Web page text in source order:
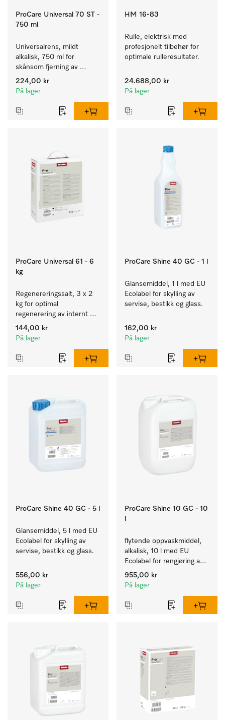
ProCare Universal 70 ST -
750 ml
Universalrens, mildt
alkalisk, 750 ml for
skånsom fjerning av
fettrester og smuss.
224,00 kr
På lager
HM 16-83
Rulle, elektrisk med
profesjonelt tilbehør for
optimale rulleresultater.
24.688,00 kr
På lager
ProCare Universal 61 - 6
kg
Regenereringssalt, 3 x 2
kg for optimal
regenerering av internt
kalkfilter.
144,00 kr
På lager
ProCare Shine 40 GC - 1 l
Glansemiddel, 1 l med EU
Ecolabel for skylling av
servise, bestikk og glass.
162,00 kr
På lager
ProCare Shine 40 GC - 5 l
Glansemiddel, 5 l med EU
Ecolabel for skylling av
servise, bestikk og glass.
556,00 kr
På lager
ProCare Shine 10 GC - 10
flytende oppvaskmiddel,
alkalisk, 10 l med EU
Ecolabel for rengjøring av
daglig smuss på servise,
bestikk og glass.
955,00 kr
På lager